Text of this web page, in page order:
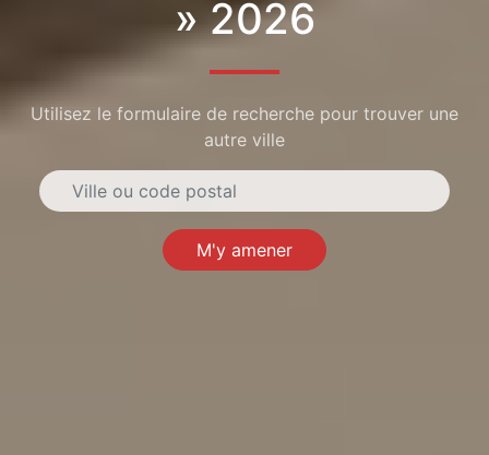
» 2026
Utilisez le formulaire de recherche pour trouver une
autre ville
M'y amener